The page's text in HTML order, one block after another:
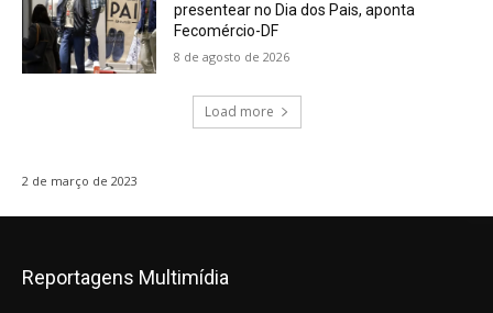
presentear no Dia dos Pais, aponta
Fecomércio-DF
8 de agosto de 2026
Load more
2 de março de 2023
Reportagens Multimídia